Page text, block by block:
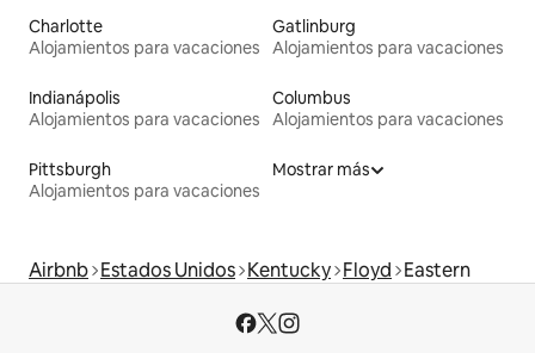
Charlotte
Alojamientos para vacaciones
Gatlinburg
Alojamientos para vacaciones
Indianápolis
Alojamientos para vacaciones
Columbus
Alojamientos para vacaciones
Pittsburgh
Alojamientos para vacaciones
Mostrar más
Airbnb Estados Unidos Kentucky Floyd Eastern